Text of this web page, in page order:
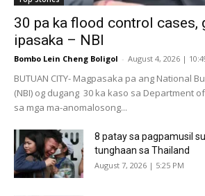
30 pa ka flood control cases,
ipasaka – NBI
Bombo Lein Cheng Boligol - August 4, 2026 |
BUTUAN CITY- Magpasaka pa ang National
(NBI) og dugang 30 ka kaso sa Department of
sa mga ma-anomalosong...
8 patay sa pagpamusil
tunghaan sa Thailand
August 7, 2026 | 5:25 PM